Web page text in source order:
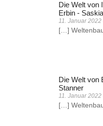
Die Welt von
Erbin -
11. Januar 2022
[…]
Die Welt von
Stanner
11. Januar 2022
[…]